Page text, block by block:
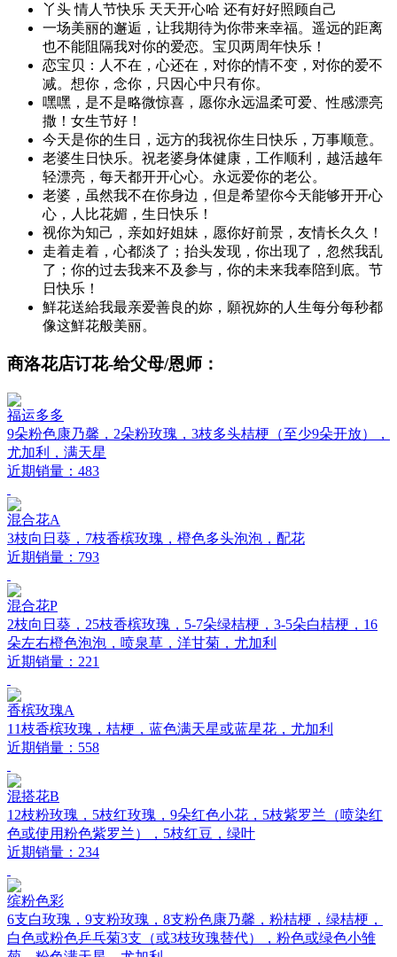
丫头 情人节快乐 天天开心哈 还有好好照顾自己
一场美丽的邂逅，让我期待为你带来幸福。遥远的距离
也不能阻隔我对你的爱恋。宝贝两周年快乐！
恋宝贝：人不在，心还在，对你的情不变，对你的爱不
减。想你，念你，只因心中只有你。
嘿嘿，是不是略微惊喜，愿你永远温柔可爱、性感漂亮
撒！女生节好！
今天是你的生日，远方的我祝你生日快乐，万事顺意。
老婆生日快乐。祝老婆身体健康，工作顺利，越活越年
轻漂亮，每天都开开心心。永远爱你的老公。
老婆，虽然我不在你身边，但是希望你今天能够开开心
心，人比花媚，生日快乐！
视你为知己，亲如好姐妹，愿你好前景，友情长久久！
走着走着，心都淡了；抬头发现，你出现了，忽然我乱
了；你的过去我来不及参与，你的未来我奉陪到底。节
日快乐！
鮮花送給我最亲爱善良的妳，願祝妳的人生每分每秒都
像这鮮花般美丽。
商洛花店订花-给父母/恩师：
福运多多
9朵粉色康乃馨，2朵粉玫瑰，3枝多头桔梗（至少9朵开放），
尤加利，满天星
近期销量：483
混合花A
3枝向日葵，7枝香槟玫瑰，橙色多头泡泡，配花
近期销量：793
混合花P
2枝向日葵，25枝香槟玫瑰，5-7朵绿桔梗，3-5朵白桔梗，16
朵左右橙色泡泡，喷泉草，洋甘菊，尤加利
近期销量：221
香槟玫瑰A
11枝香槟玫瑰，桔梗，蓝色满天星或蓝星花，尤加利
近期销量：558
混搭花B
12枝粉玫瑰，5枝红玫瑰，9朵红色小花，5枝紫罗兰（喷染红
色或使用粉色紫罗兰），5枝红豆，绿叶
近期销量：234
缤粉色彩
6支白玫瑰，9支粉玫瑰，8支粉色康乃馨，粉桔梗，绿桔梗，
白色或粉色乒乓菊3支（或3枝玫瑰替代），粉色或绿色小雏